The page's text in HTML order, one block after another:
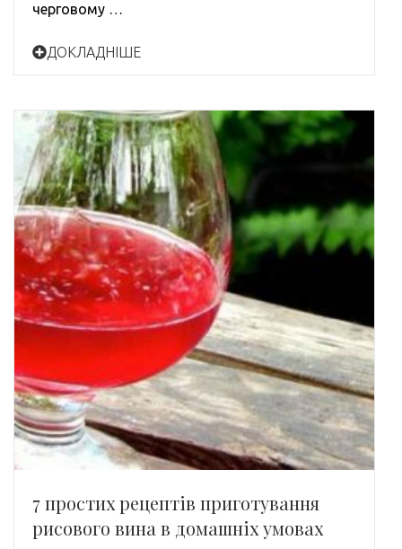
черговому …
ДОКЛАДНІШЕ
7 простих рецептів приготування
рисового вина в домашніх умовах